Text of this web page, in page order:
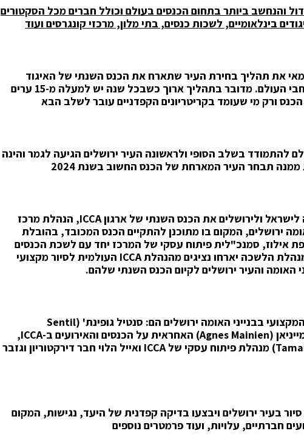
והנחשב ביותר בתחום הכנסים בעולם וכולל חברים מכל הסקטורים
בינלאומיים, לשכות כנסים, בתי מלון, מרכזי קונגרסים ועוד
את תהליך בחירת העיר שתארח את הכנס השנתי של האיגוד
שמארח 1500 מארגני כנסים מרחבי העולם. מדובר בתהליך ארוך כשבכל שנה יש למעלה מ-15 ערים
ורק מי שעומד בקריטריונים הקפדניים עובר לשלב הבא
העולם להתמודד בשלב הסופי ולראשונה העיר ירושלים הגיעה לגמר והינה
תבחר העיר המארחת של הכנס החשוב בשנת 2024
לישראל ולירושלים את הכנס השנתי של ארגוןICCA, הנהלת מרכז
ירושלים, המקום בו מתוכנן להתקיים הכנס המכובד, בהובלת
אילוז, סמנכ"לית פיתוח עסקי של המרכז יחד עם לשכת הכנסים
הלשכה יארחו נציגים מהנהלתICCA העולמית לסיור מקצועי
האומה והעיר ירושלים לקיום הכנס השנתי שלהם.
בבנייני האומה ירושלים הם: סנטיל גופינת' (Sentil
(
Agnes Mainien) האחראית על הכנסים והאירועים ב-ICCA
,
) מנהלת פיתוח עסקי שלICCA ואייל הלוי חבר דירקטוריון וגזבר
סיור בעיר ירושלים ויבצעו בדיקה קפדנית של היעד, נגישות, המקום
חברתיים, עלויות, ועוד פרמטרים נוספים